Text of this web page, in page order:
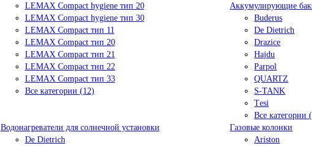
LEMAX Compact hygiene тип 20
LEMAX Compact hygiene тип 30
LEMAX Compact тип 11
LEMAX Compact тип 20
LEMAX Compact тип 21
LEMAX Compact тип 22
LEMAX Compact тип 33
Все категории (12)
Аккумулирующие
Buderus
De Dietrich
Drazice
Hajdu
Parpol
QUARTZ
S-TANK
Tеsi
Все категории
Водонагреватели для солнечной установки
De Dietrich
Газовые колонки
Ariston